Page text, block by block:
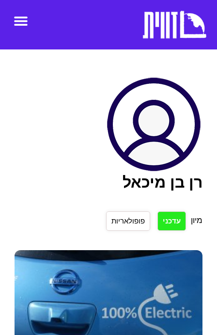
רן בן מיכאל
מיון עדכני פופולאריות